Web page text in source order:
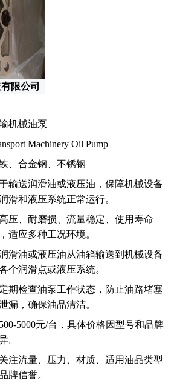
限公司
机械油泵
Machinery Oil Pump
、合金钢、不锈钢
输送润滑油或液压油，保障机械设备
滑和液压系统正常运行。
压、耐磨损、流量稳定、使用寿命
适应多种工况环境。
滑油或液压油从油箱输送到机械设备
个润滑点或液压系统。
期检查油泵工作状态，防止油路堵塞
漏，确保油品清洁。
5000元/台，具体价格因型号和品牌
。
注流量、压力、材质、适用油品类型
牌信誉。